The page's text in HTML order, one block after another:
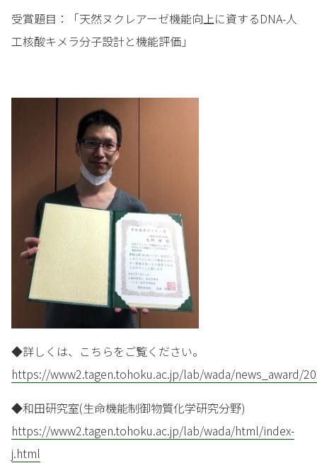
受賞題目：「天然ヌクレアーゼ機能向上に資するDNA-人
工核酸キメラ分子設計と機能評価」
◆詳しくは、こちらをご覧ください。
https://www2.tagen.tohoku.ac.jp/lab/wada/news_award/
◆和田研究室(生命機能制御物質化学研究分野)
https://www2.tagen.tohoku.ac.jp/lab/wada/html/index-
j.html